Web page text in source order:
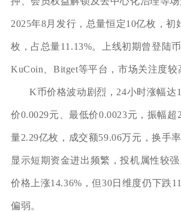
2025年8月发行，总量恒定10亿枚，初
枚，占总量11.13%。上线初期曾登陆币
KuCoin、Bitget等平台，市场关注度较
K币价格波动剧烈，24小时涨幅达
价0.0029元、最低价0.0023元，振幅超
量2.29亿枚，成交额59.06万元，换手率
显示短期资金进出频繁，投机属性较强
价格上涨14.36%，但30日维度仍下跌
偏弱。